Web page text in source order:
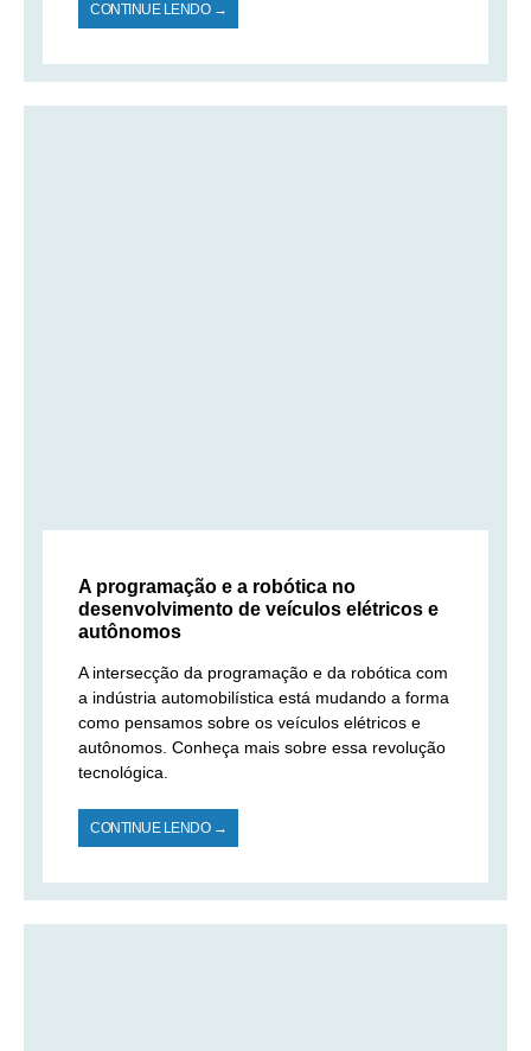
CONTINUE LENDO →
A programação e a robótica no
desenvolvimento de veículos elétricos e
autônomos
A intersecção da programação e da robótica com
a indústria automobilística está mudando a forma
como pensamos sobre os veículos elétricos e
autônomos. Conheça mais sobre essa revolução
tecnológica.
CONTINUE LENDO →